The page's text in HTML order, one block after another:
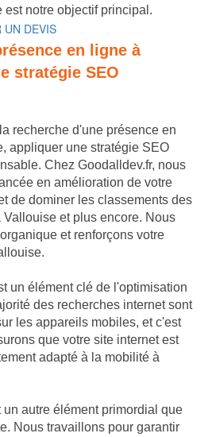
est notre objectif principal.
UN DEVIS
en ligne à
stratégie SEO
recherche d'une présence en
appliquer une stratégie SEO
Chez Goodalldev.fr, nous
en amélioration de votre
de dominer les classements des
Vallouise et plus encore. Nous
et renforçons votre
un élément clé de l'optimisation
des recherches internet sont
les appareils mobiles, et c'est
que votre site internet est
adapté à la mobilité à
autre élément primordial que
Nous travaillons pour garantir